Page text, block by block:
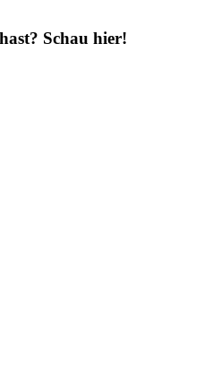
Schau hier!